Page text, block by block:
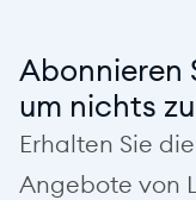
Abonnieren
um nichts
Erhalten Sie
Angebote von